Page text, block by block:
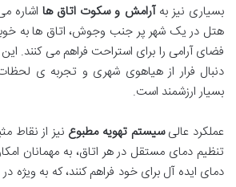
بسیاری نیز بهآرامش و سکوت اتاق ها اشاره
هتل در یک شهر پر جنب وجوش، اتاق ها به
فضای آرامی را برای استراحت فراهم می کنند.
دنبال فرار از هیاهوی شهری و تجربه ی
بسیار ارزشمند است.
عملکرد عالیسیستم تهویه مطبوع نیز از نقاط
تنظیم دمای مستقل در هر اتاق، به مهمانان
دمای ایده آل برای خود فراهم کنند، که به